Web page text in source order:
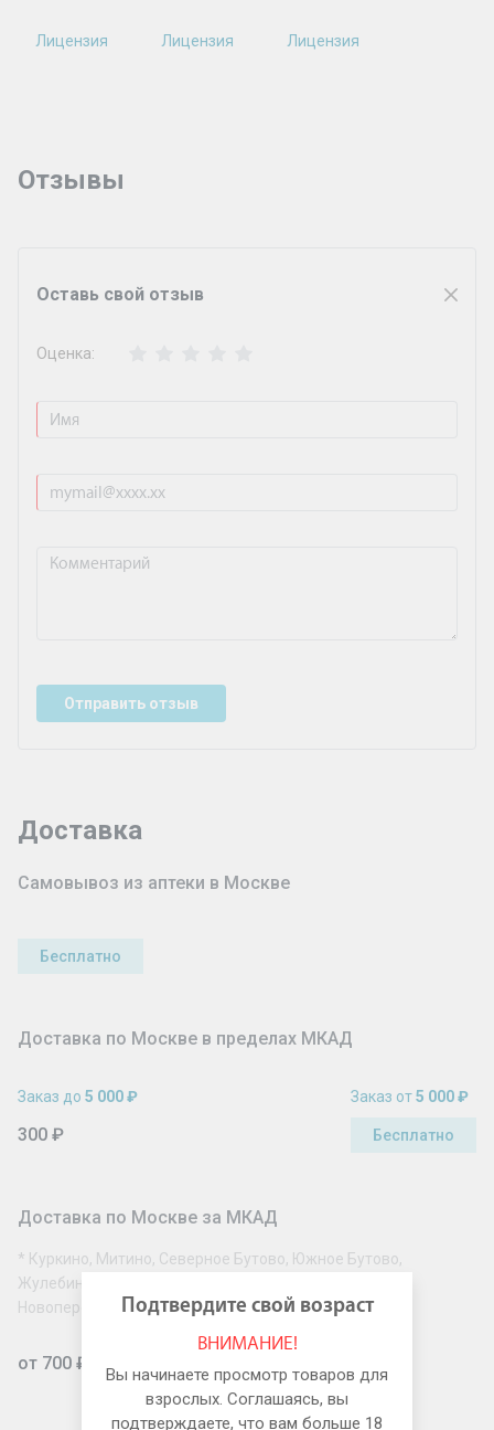
Отзывы
Оставь свой отзыв
Оценка:
Отправить отзыв
Доставка
Самовывоз из аптеки в Москве
Бесплатно
Доставка по Москве в пределах МКАД
Заказ до 5 000 ₽
300 ₽
Заказ от5 000 ₽
Бесплатно
Доставка по Москве за МКАД
* Куркино, Митино, Северное Бутово, Южное Бутово,
Жулебино, Новокосино, Косино-Ухтомский, Солнцево,
Новопеределкино, Рассказовка, Некрасовка
от 700 ₽
Подтвердите свой возраст
ВНИМАНИЕ!
Вы начинаете просмотр товаров для
взрослых. Соглашаясь, вы
подтверждаете, что вам больше 18